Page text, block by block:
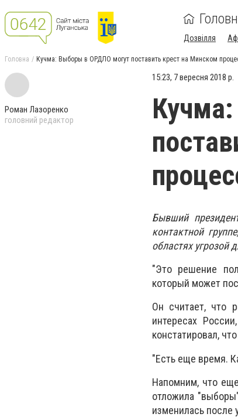
Дозвілля
Головна Кучма: Выборы в ОРДЛО могут поставить крест на Минском
Роман Лазоренко
головний редактор
15:23, 7 вересня 2018 р.
Бывший
контактной
областях угрозой
"Это решение
который может
Он считает, что
интересах
констатировал,
"Есть еще время.
Напомним, что
отложила
изменилась после